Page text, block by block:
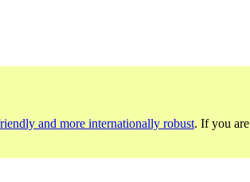
and more internationally robust. If you are